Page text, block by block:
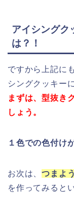
アイシングク
は？！
ですから上記に
シングクッキー
まずは、型抜き
しょう。
１色での色付け
お次は、つまよ
を作ってみると